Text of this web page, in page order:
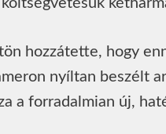
hozzátette, hogy
nyíltan beszélt
a forradalmian új,